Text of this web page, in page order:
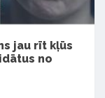
jau rīt kļūs
no